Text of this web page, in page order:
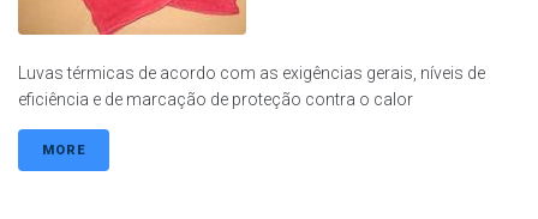
Luvas térmicas de acordo com as exigências gerais, níveis de
eficiência e de marcação de proteção contra o calor
MORE